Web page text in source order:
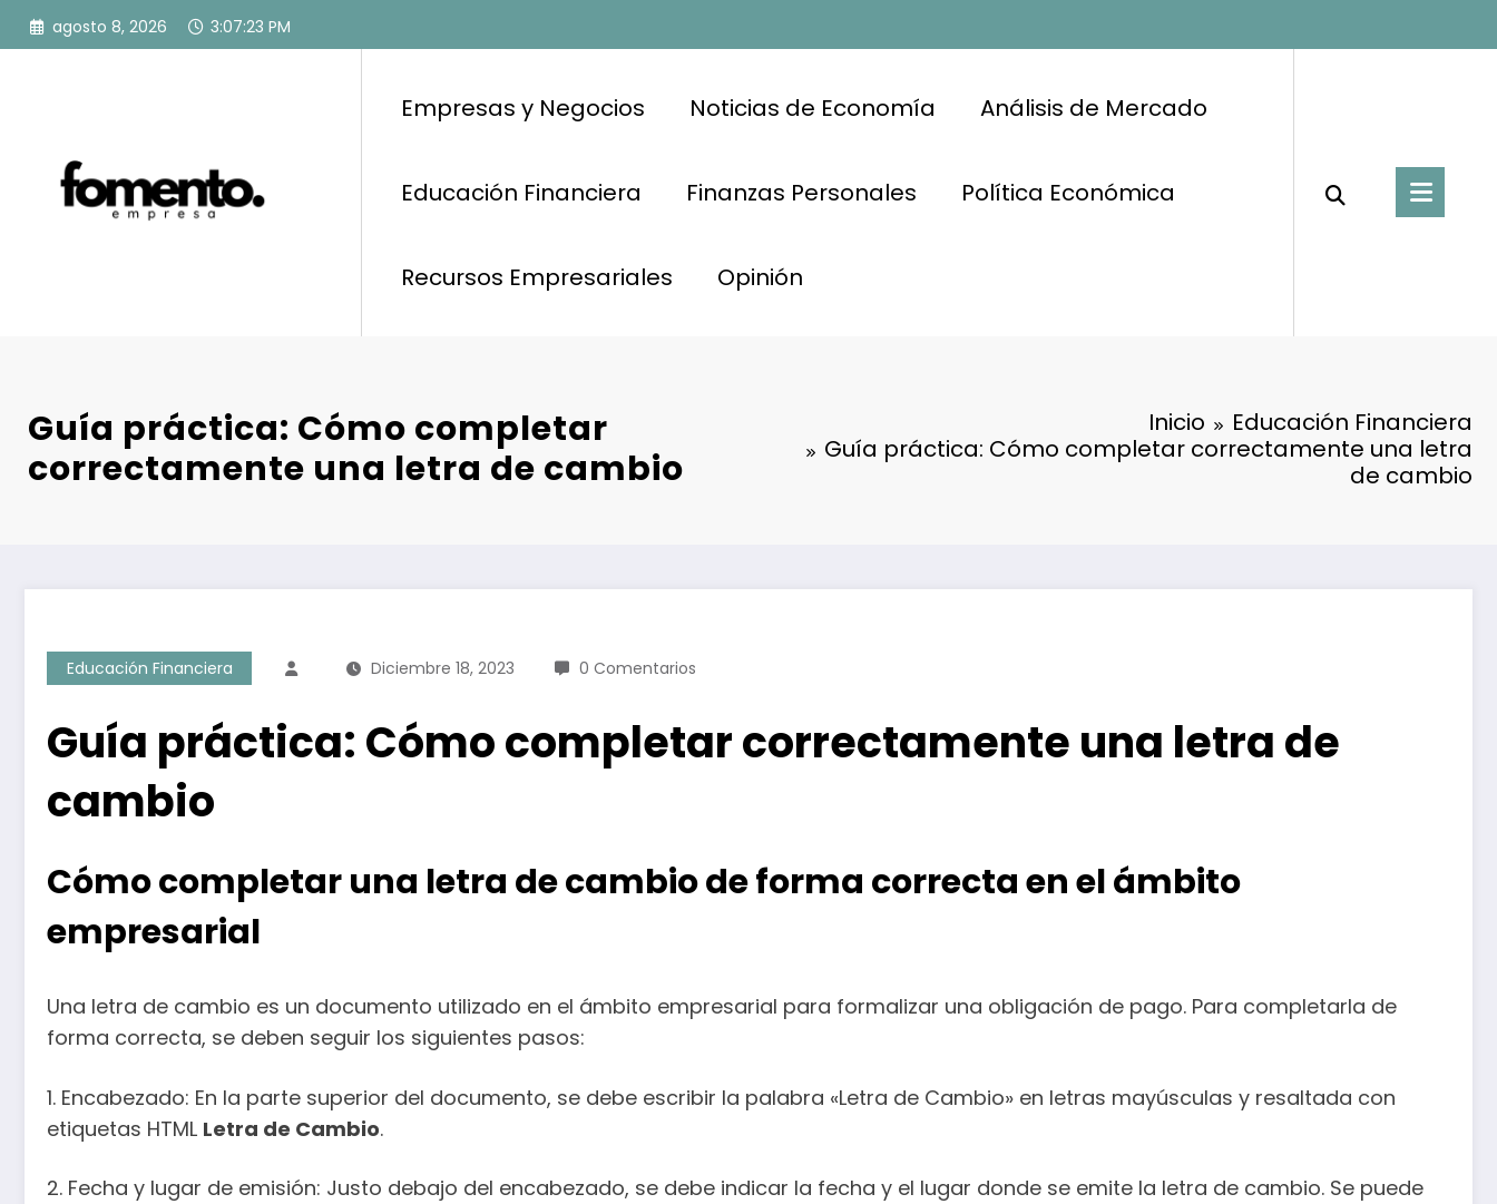
Saltar
agosto 8, 2026 3:07:24 PM
Empresas y Negocios Noticias de Economía Análisis de Mercado
Educación Financiera Finanzas Personales Política Económica
Recursos Empresariales Opinión
Guía práctica: Cómo completar
correctamente una letra de cambio
Inicio
Educación Financiera
Guía práctica: Cómo completar correctamente una letra
de cambio
Educación Financiera Diciembre 18, 2023 0 Comentarios
Guía práctica: Cómo completar correctamente una letra de
cambio
Cómo completar una letra de cambio de forma correcta en el ámbito
empresarial
Una letra de cambio es un documento utilizado en el ámbito empresarial para formalizar una obligación de pago. Para completarla de
forma correcta, se deben seguir los siguientes pasos:
1. Encabezado: En la parte superior del documento, se debe escribir la palabra «Letra de Cambio» en letras mayúsculas y resaltada con
etiquetas HTML Letra de Cambio.
2. Fecha y lugar de emisión: Justo debajo del encabezado, se debe indicar la fecha y el lugar donde se emite la letra de cambio. Se puede